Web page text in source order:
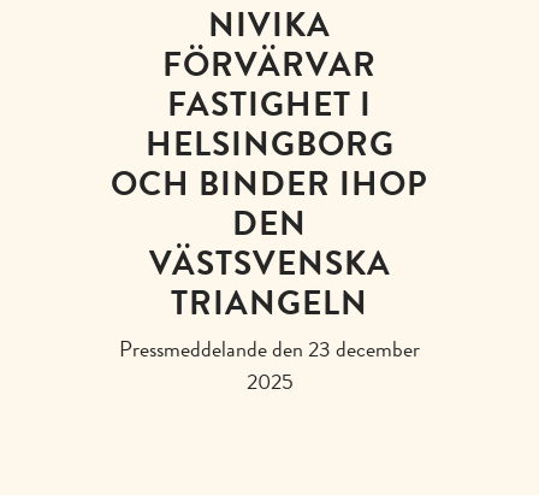
NIVIKA
FÖRVÄRVAR
FASTIGHET I
HELSINGBORG
OCH BINDER IHOP
DEN
VÄSTSVENSKA
TRIANGELN
Pressmeddelande den 23 december
2025